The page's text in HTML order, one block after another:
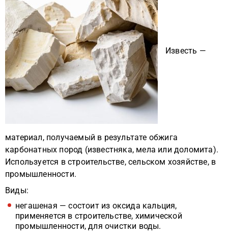
Известь —
материал, получаемый в результате обжига
карбонатных пород (известняка, мела или доломита).
Используется в строительстве, сельском хозяйстве, в
промышленности.
Виды:
негашеная — состоит из оксида кальция,
применяется в строительстве, химической
промышленности, для очистки воды.